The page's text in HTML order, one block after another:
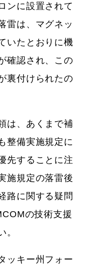
ンに設置されて
雷は、マグネッ
いたとおりに機
確認され、この
裏付けられたの
は、あくまで補
整備実施規定に
先することに注
施規定の落雷後
路に関する疑問
の技術支援
。
ッキー州フォー